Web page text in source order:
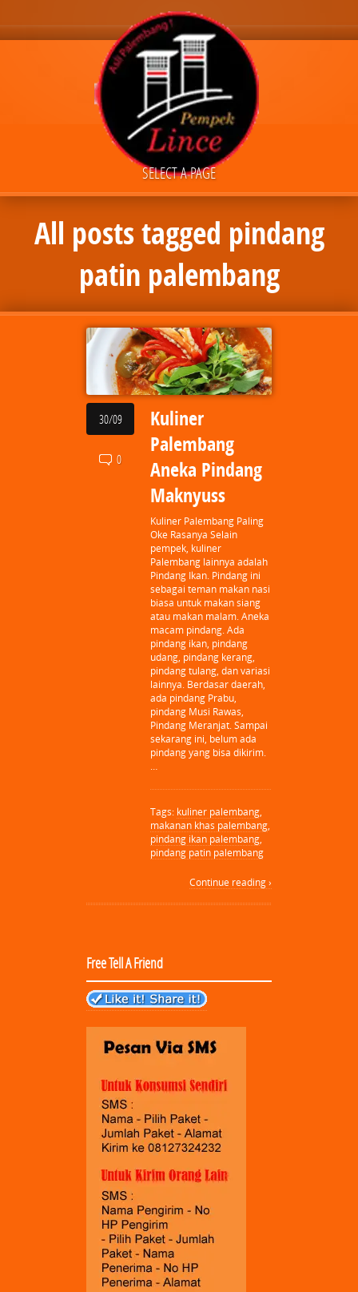
SELECT A PAGE
All posts tagged pindang
patin palembang
30/09
0
Kuliner
Palembang
Aneka Pindang
Maknyuss
Kuliner Palembang Paling
Oke Rasanya Selain
pempek, kuliner
Palembang lainnya adalah
Pindang Ikan. Pindang ini
sebagai teman makan nasi
biasa untuk makan siang
atau makan malam. Aneka
macam pindang. Ada
pindang ikan, pindang
udang, pindang kerang,
pindang tulang, dan variasi
lainnya. Berdasar daerah,
ada pindang Prabu,
pindang Musi Rawas,
Pindang Meranjat. Sampai
sekarang ini, belum ada
pindang yang bisa dikirim.
…
Tags: kuliner palembang,
makanan khas palembang,
pindang ikan palembang,
pindang patin palembang
Continue reading ›
Free Tell A Friend